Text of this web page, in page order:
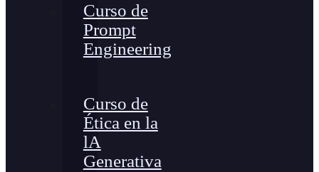
Curso de
Prompt
Engineering
Curso de
Ética en la
lA
Generativa